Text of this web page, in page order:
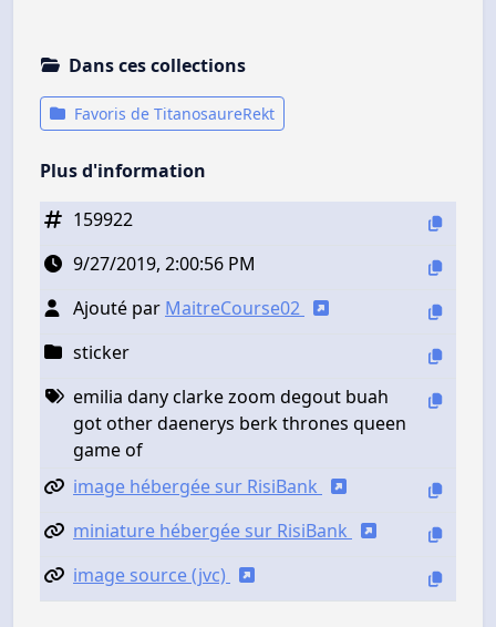
Dans ces collections
Favoris de TitanosaureRekt
Plus d'information
159922
9/27/2019, 2:00:56 PM
Ajouté par MaitreCourse02
sticker
emilia dany clarke zoom degout buah
got other daenerys berk thrones queen
game of
image hébergée sur RisiBank
miniature hébergée sur RisiBank
image source (jvc)